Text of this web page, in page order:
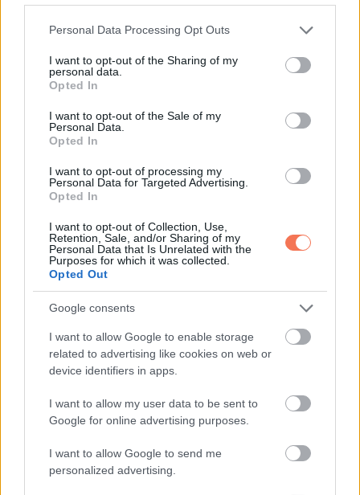
Please note that this website/app uses one or more Google
not limited to your visit or usage behaviour. You may click to
grant or deny consent to Google and its third-party tags to
use your data for below specified purposes in below Google
consent section.
Personal Data Processing Opt Outs
I want to opt-out of the Sharing of my
personal data.
Opted In
I want to opt-out of the Sale of my
Personal Data.
Opted In
I want to opt-out of processing my
Personal Data for Targeted Advertising.
Opted In
I want to opt-out of Collection, Use,
Retention, Sale, and/or Sharing of my
Personal Data that Is Unrelated with the
Purposes for which it was collected.
Opted Out
Google consents
I want to allow Google to enable storage
related to advertising like cookies on web or
device identifiers in apps.
I want to allow my user data to be sent to
Google for online advertising purposes.
I want to allow Google to send me
personalized advertising.
Nem vagyok olyan, aki úgy tesz, mintha sokat tudna róla” –
magyarázta.
„És el fogom szúrni, hibázni fogok. Szeretném megpróbálni
elkerülni, hogy nagy hibákat kövessek el.
odafigyelsz arra, hogy mit mondasz. Hogyan mondod. Még
mindig elrontod, ma kétszer is elrontottam. Emberek
vagyunk.”
Az év elején Curtis a transzneműek napját, amely minden
évben március 31-én kerül megrendezésre, a lánya
tiszteletére jelölte meg.
Oszd meg ezt a posztot: